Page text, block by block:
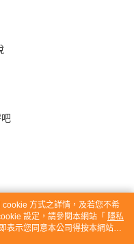
方式之詳情，及若您不希
設定，請參閱本網站「 隱私
表示您同意本公司得按本網站使